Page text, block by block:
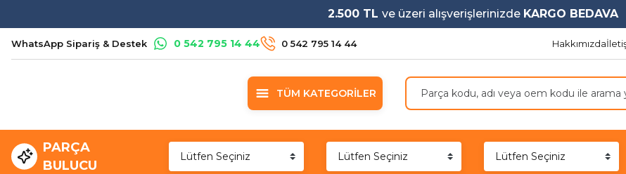
2.500 TL ve üzeri alışverişlerinizde KARGO BEDAVA
WhatsApp Sipariş & Destek 0 542 795 14 44 0 542 795 14 44 Hakkımızda
TÜM KATEGORİLER
PARÇA
BULUCU